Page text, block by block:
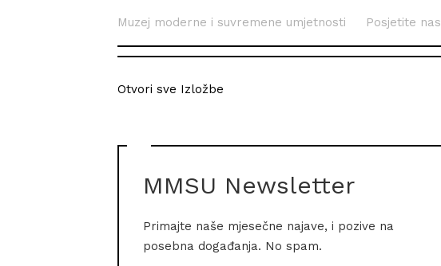
Muzej moderne i suvremene umjetnosti Posjetite nas
Otvori sve Izložbe
MMSU Newsletter
Primajte naše mjesečne najave, i pozive na
posebna događanja. No spam.